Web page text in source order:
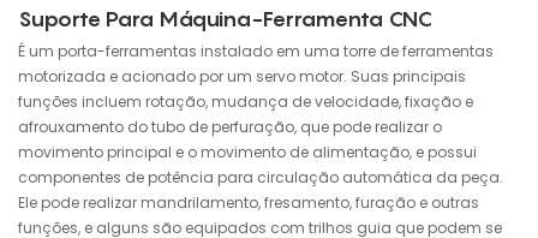
Suporte Para Máquina-Ferramenta CNC
É um porta-ferramentas instalado em uma torre de ferramentas
motorizada e acionado por um servo motor. Suas principais
funções incluem rotação, mudança de velocidade, fixação e
afrouxamento do tubo de perfuração, que pode realizar o
movimento principal e o movimento de alimentação, e possui
componentes de potência para circulação automática da peça.
Ele pode realizar mandrilamento, fresamento, furação e outras
funções, e alguns são equipados com trilhos guia que podem se